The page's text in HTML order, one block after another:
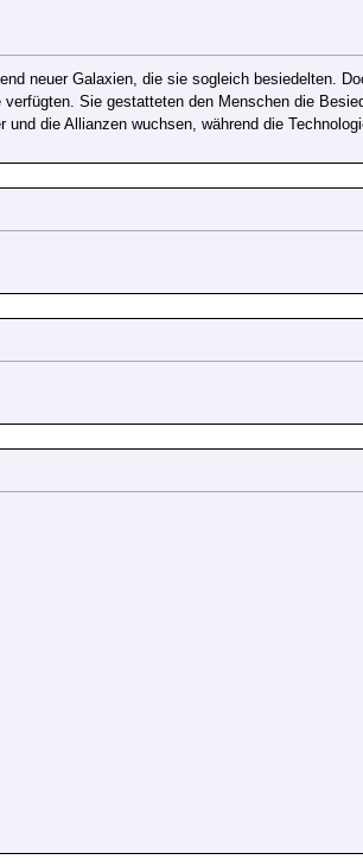
neuer Galaxien, die sie sogleich besiedelten.
Sie gestatteten den Menschen die
die Allianzen wuchsen, während die